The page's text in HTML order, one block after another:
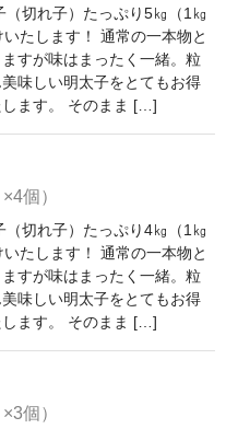
切れ子）たっぷり5㎏（1㎏
たします！ 通常の一本物と
すが味はまったく一緒。粒
味しい明太子をとてもお得
ます。 そのまま […]
個）
切れ子）たっぷり4㎏（1㎏
たします！ 通常の一本物と
すが味はまったく一緒。粒
味しい明太子をとてもお得
ます。 そのまま […]
個）